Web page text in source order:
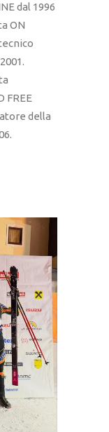
dal 1996
ON
FREE
della